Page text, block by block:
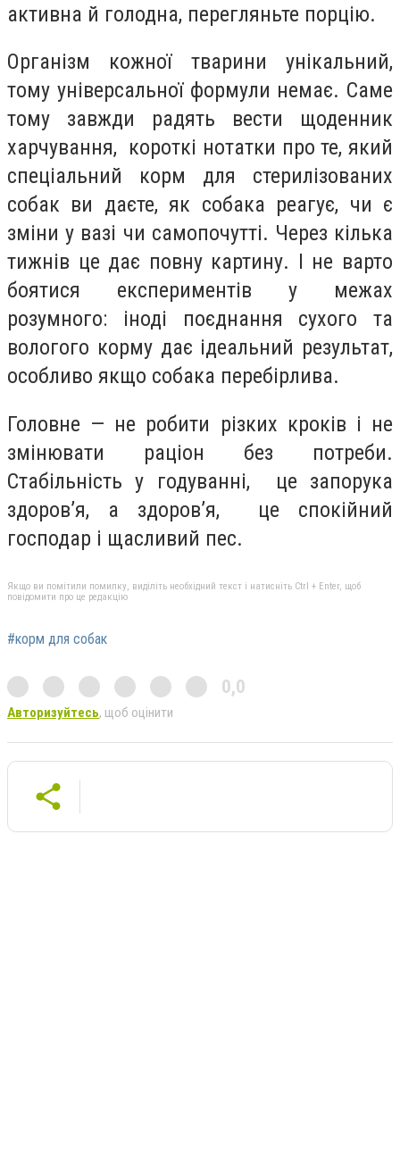
активна й голодна, перегляньте порцію.
Організм кожної тварини унікальний,
тому універсальної формули немає. Саме
тому завжди радять вести щоденник
харчування, короткі нотатки про те, який
спеціальний корм для стерилізованих
собак ви даєте, як собака реагує, чи є
зміни у вазі чи самопочутті. Через кілька
тижнів це дає повну картину. І не варто
боятися експериментів у межах
розумного: іноді поєднання сухого та
вологого корму дає ідеальний результат,
особливо якщо собака перебірлива.
Головне — не робити різких кроків і не
змінювати раціон без потреби.
Стабільність у годуванні, це запорука
здоров’я, а здоров’я, це спокійний
господар і щасливий пес.
Якщо ви помітили помилку, виділіть необхідний текст і натисніть Ctrl + Enter, щоб
повідомити про це редакцію
#корм для собак
0,0
Авторизуйтесь, щоб оцінити